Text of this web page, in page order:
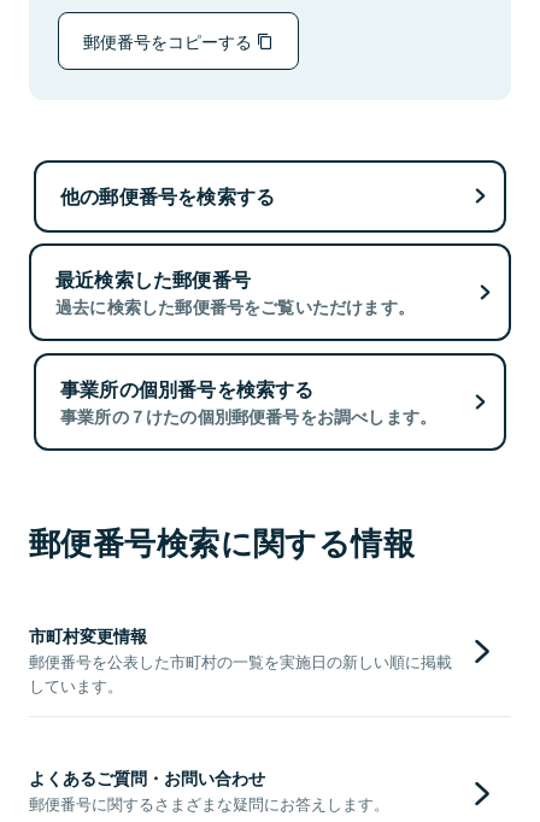
郵便番号をコピーする
他の郵便番号を検索する
最近検索した郵便番号
過去に検索した郵便番号をご覧いただけます。
事業所の個別番号を検索する
事業所の７けたの個別郵便番号をお調べします。
郵便番号検索に関する情報
市町村変更情報
郵便番号を公表した市町村の一覧を実施日の新しい順に掲載
しています。
よくあるご質問・お問い合わせ
郵便番号に関するさまざまな疑問にお答えします。